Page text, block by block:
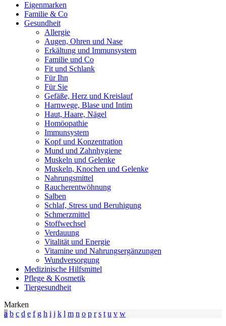
Eigenmarken
Familie & Co
Gesundheit
Allergie
Augen, Ohren und Nase
Erkältung und Immunsystem
Familie und Co
Fit und Schlank
Für Ihn
Für Sie
Gefäße, Herz und Kreislauf
Harnwege, Blase und Intim
Haut, Haare, Nägel
Homöopathie
Immunsystem
Kopf und Konzentration
Mund und Zahnhygiene
Muskeln und Gelenke
Muskeln, Knochen und Gelenke
Nahrungsmittel
Raucherentwöhnung
Salben
Schlaf, Stress und Beruhigung
Schmerzmittel
Stoffwechsel
Verdauung
Vitalität und Energie
Vitamine und Nahrungsergänzungen
Wundversorgung
Medizinische Hilfsmittel
Pflege & Kosmetik
Tiergesundheit
Marken
a b c d e f g h i j k l m n o p r s t u v w